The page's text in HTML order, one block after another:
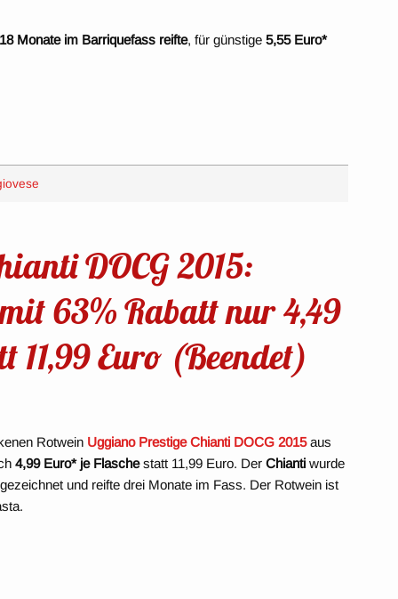
18 Monate im Barriquefass reifte, für günstige5,55 Euro*
DOCG 2015:
63% Rabatt nur 4,49
11,99 Euro (Beendet)
Rotwein Uggiano Prestige Chianti DOCG 2015aus
4,99 Euro* je Flaschestatt 11,99 Euro. DerChianti wurde
und reifte drei Monate im Fass. Der Rotwein ist